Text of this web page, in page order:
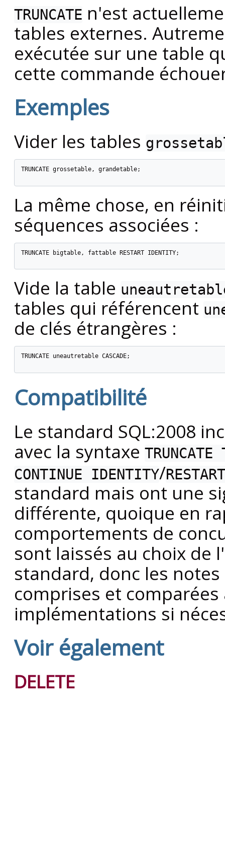
TRUNCATE n'est
tables externes.
exécutée sur une table
cette commande
Exemples
Vider les tables
TRUNCATE grossetable, grandetable;
La même chose, en
séquences associées :
TRUNCATE bigtable, fattable RESTART IDENTITY;
Vide la table
tables qui référencent
de clés étrangères :
TRUNCATE uneautretable CASCADE;
Compatibilité
Le standard SQL:2008
avec la syntaxe
CONTINUE IDENTITY/
standard mais ont une
différente, quoique en
comportements de
sont laissés au choix
standard, donc les
comprises et
implémentations si
Voir également
DELETE